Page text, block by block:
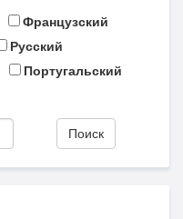
Французский
Русский
Португальский
Поиск